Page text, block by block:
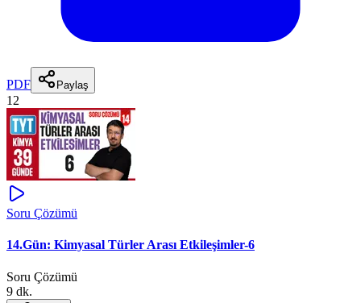
PDF Paylaş
12
Soru Çözümü
14.Gün: Kimyasal Türler Arası Etkileşimler-6
Soru Çözümü
9 dk.